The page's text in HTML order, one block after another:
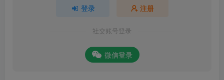
登录 注册
社交账号登录
微信登录